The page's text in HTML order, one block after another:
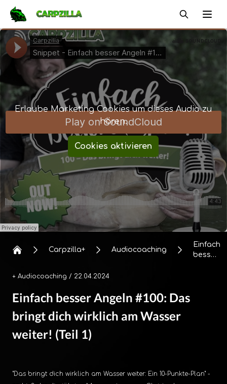
Carpzilla
Erlaube Marketing Cookies um dieses Audio zu
hören.
Cookies aktivieren
Carpzilla+ Audiocoaching
Einfach
besser
+ Audiocoaching / 22.04.2024
Einfach besser Angeln #100: Das
bringt dich wirklich am Wasser
weiter! (Teil 1)
"Das bringt dich wirklich am Wasser weiter: Ein 10-Punkte-Plan" -